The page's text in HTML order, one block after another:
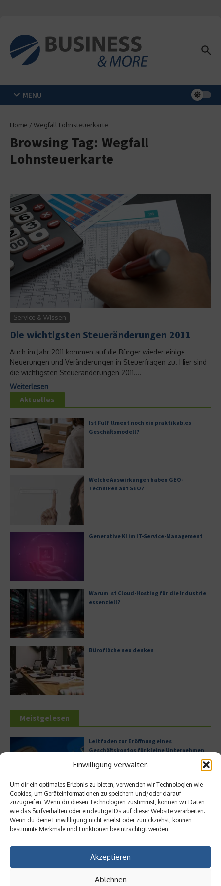
Einwilligung verwalten
Um dir ein optimales Erlebnis zu bieten, verwenden wir Technologien wie
Cookies, um Geräteinformationen zu speichern und/oder darauf
zuzugreifen. Wenn du diesen Technologien zustimmst, können wir Daten
wie das Surfverhalten oder eindeutige IDs auf dieser Website verarbeiten.
Wenn du deine Einwillligung nicht erteilst oder zurückziehst, können
bestimmte Merkmale und Funktionen beeinträchtigt werden.
Akzeptieren
Ablehnen
MENU
Home / Wegfall Lohnsteuerkarte
Browsing Tag: Wegfall
Lohnsteuerkarte
Service & Wissen
Die wichtigsten Steueränderungen 2011
Auch im Jahr 2011 kommen auf die Bürger wieder einige
Neuerungen und Veränderungen in Steuerfragen zu. Hier sind
die wichtigsten Steueränderungen 2011....
Weiterlesen
Aktuelles
Ist Fulfillment noch ein praktikables
Geschäftsmodell?
Welche Auswirkungen haben GEO-
Techniken auf SEO?
Generative KI im IT-Service-Management
Warum ist Cloud-Hosting für die Industrie
essenziell?
Bürofläche neu denken
Meistgelesen
Leitfaden zur Eröffnung eines
Geschäftskontos für kleine Unternehmen
Hilton Worldwide: Eine Ikone der globalen
Hotellerie im Wandel der Zeit
Digitalisierung als Wettbewerbsvorteil